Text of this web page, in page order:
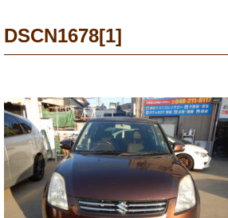
DSCN1678[1]